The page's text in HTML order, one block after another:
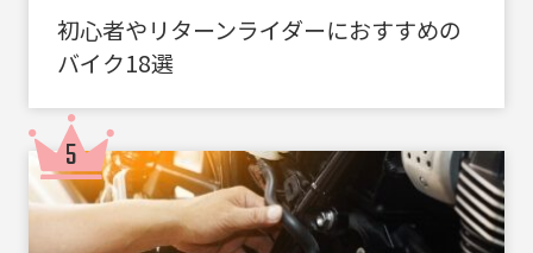
初心者やリターンライダーにおすすめの
バイク18選